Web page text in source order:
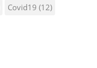
Covid19 (12)